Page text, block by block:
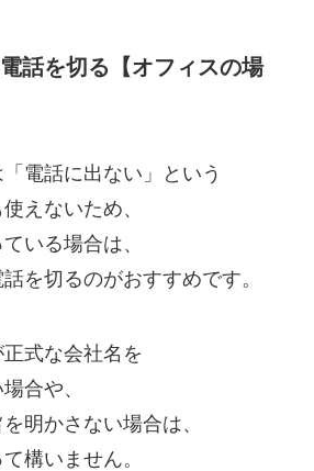
話を切る【オフィスの場
電話に出ない」という
えないため、
いる場合は、
を切るのがおすすめです。
式な会社名を
合や、
明かさない場合は、
構いません。